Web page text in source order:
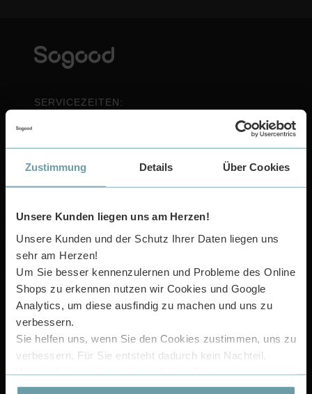
Zustimmung Details Über Cookies
Unsere Kunden liegen uns am Herzen!
Unsere Kunden und der Schutz Ihrer Daten liegen uns
sehr am Herzen!
Um Sie besser kennenzulernen und Probleme des Online
Shops zu erkennen nutzen wir Cookies und Google
Analytics, um diese ausfindig zu machen und uns zu
verbessern.
Sie helfen uns, wenn Sie den Cookies zustimmen, uns zu
verbessern. Für Sie entsteht dadurch kein Nachteil.
Datenschutzerklärung.
SERVICEZEITEN:
Wir sind Lionshome Partner:
RECHTLICHES:
> FAQ
> Kontakt
> Zahlunginfos & Versandkosten
> AGB
> Widerruf & Widerrufsformular
> Impressum